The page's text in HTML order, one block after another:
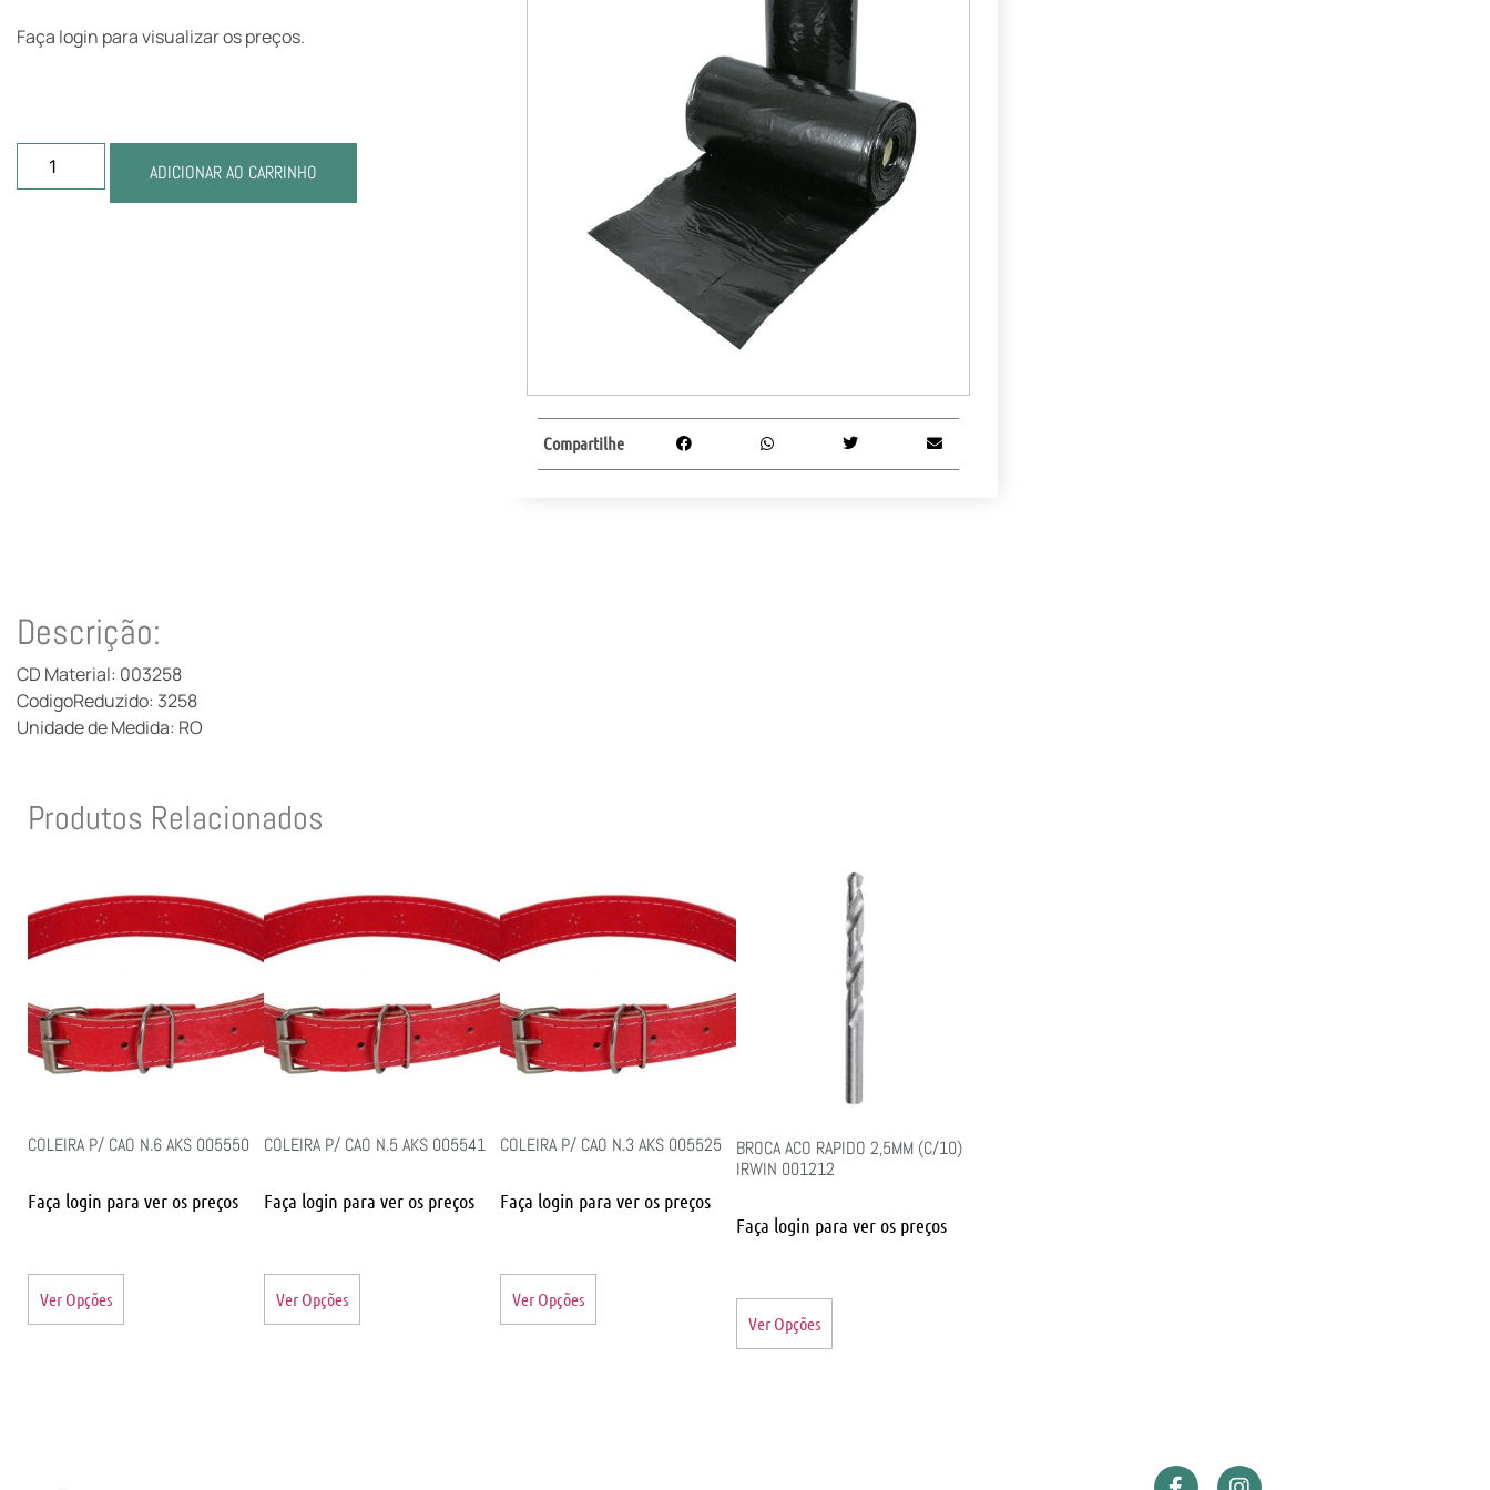
Faça login para visualizar os preços.
ADICIONAR AO CARRINHO
Compartilhe
Descrição:
CD Material: 003258
CodigoReduzido: 3258
Unidade de Medida: RO
Produtos Relacionados
COLEIRA P/ CAO N.6 AKS 005550
Faça login para ver os preços
Ver Opções
COLEIRA P/ CAO N.5 AKS 005541
Faça login para ver os preços
Ver Opções
COLEIRA P/ CAO N.3 AKS 005525
Faça login para ver os preços
Ver Opções
BROCA ACO RAPIDO 2,5MM (C/10)
IRWIN 001212
Faça login para ver os preços
Ver Opções